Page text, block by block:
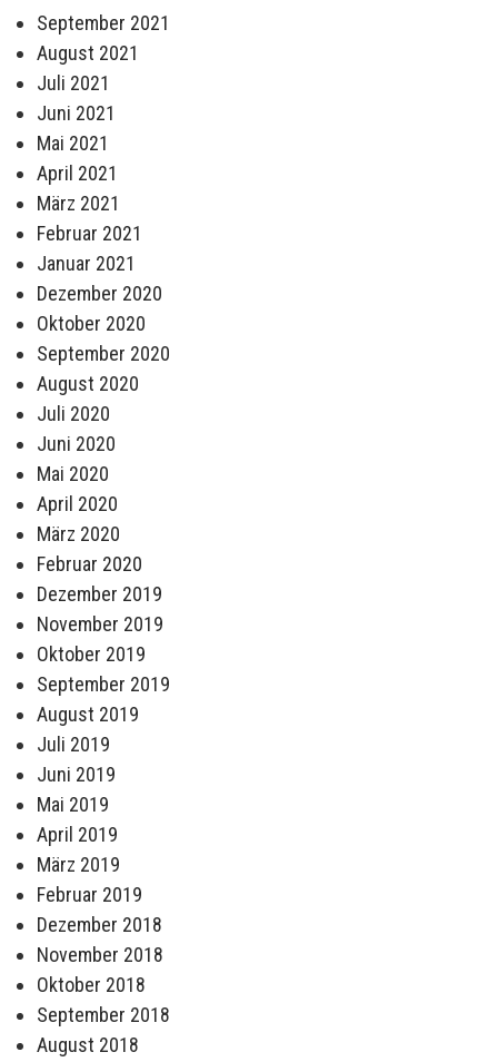
September 2021
August 2021
Juli 2021
Juni 2021
Mai 2021
April 2021
März 2021
Februar 2021
Januar 2021
Dezember 2020
Oktober 2020
September 2020
August 2020
Juli 2020
Juni 2020
Mai 2020
April 2020
März 2020
Februar 2020
Dezember 2019
November 2019
Oktober 2019
September 2019
August 2019
Juli 2019
Juni 2019
Mai 2019
April 2019
März 2019
Februar 2019
Dezember 2018
November 2018
Oktober 2018
September 2018
August 2018